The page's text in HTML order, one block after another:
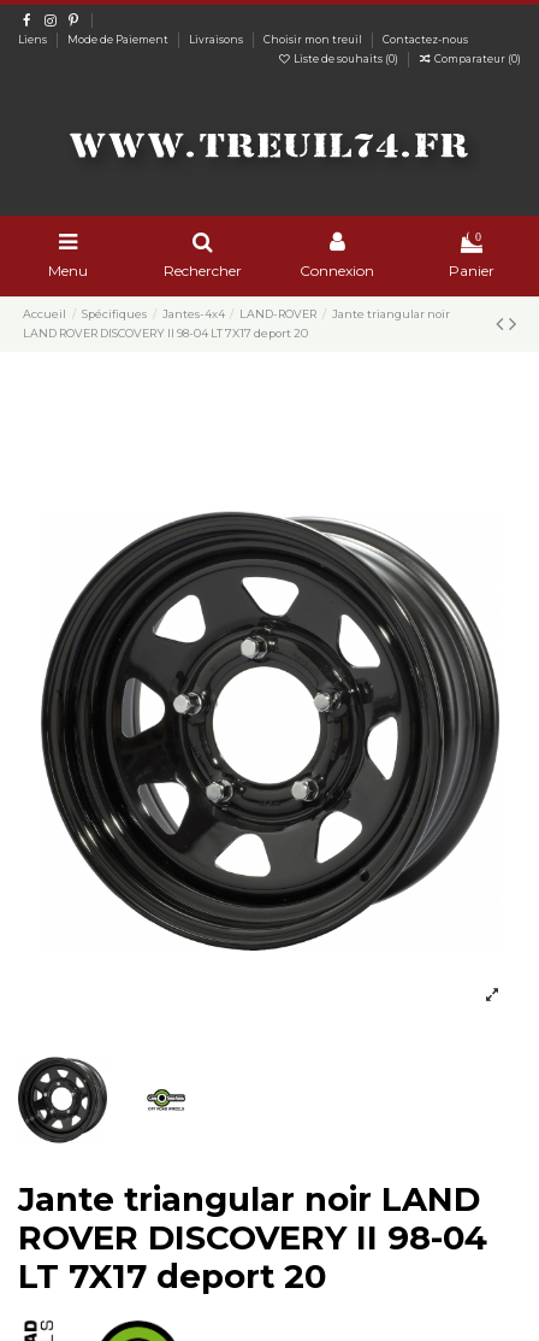
Liens Mode de Paiement Livraisons Choisir mon treuil
Contactez-nous
Liste de souhaits (0) Comparateur (0)
Menu Rechercher Connexion
0
Panier
Accueil Spécifiques Jantes-4x4 LAND-ROVER
Jante triangular noir
LAND ROVER DISCOVERY II 98-04 LT 7X17 deport 20
Jante triangular noir LAND
ROVER DISCOVERY II 98-04
LT 7X17 deport 20